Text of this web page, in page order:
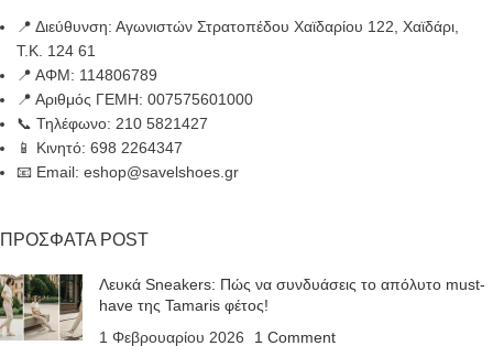
📍 Διεύθυνση: Αγωνιστών Στρατοπέδου Χαϊδαρίου 122, Χαϊδάρι,
Τ.Κ. 124 61
📍 ΑΦΜ: 114806789
📍 Αριθμός ΓΕΜΗ: 007575601000
📞 Τηλέφωνο: 210 5821427
📱 Κινητό: 698 2264347
📧 Email: eshop@savelshoes.gr
ΠΡΟΣΦΑΤΑ POST
Λευκά Sneakers: Πώς να συνδυάσεις το απόλυτο must-
have της Tamaris φέτος!
1 Φεβρουαρίου 2026
1 Comment